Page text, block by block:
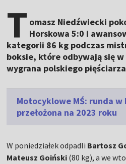
T omasz Niedźwiecki
Horskowa 5:0 i
kategorii 86 kg podczas
boksie, które odbywają się
wygrana polskiego
Motocyklowe MŚ: runda w
przełożona na 2023 roku
W poniedziałek odpadli Bartosz
Mateusz Goiński (80 kg), a we